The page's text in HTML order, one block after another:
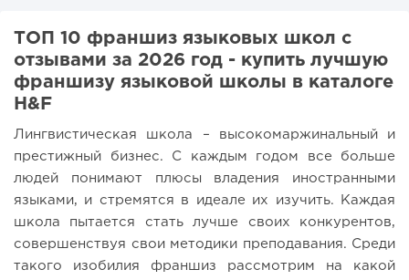
ТОП 10 франшиз языковых школ с
отзывами за 2026 год - купить лучшую
франшизу языковой школы в каталоге
H&F
Лингвистическая школа – высокомаржинальный и
престижный бизнес. С каждым годом все больше
людей понимают плюсы владения иностранными
языками, и стремятся в идеале их изучить. Каждая
школа пытается стать лучше своих конкурентов,
совершенствуя свои методики преподавания. Среди
такого изобилия франшиз рассмотрим на какой